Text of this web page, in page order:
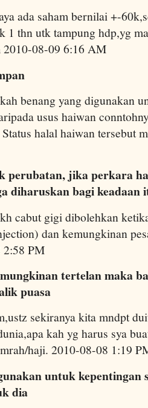
ada saham bernilai +-
1 thn utk tampung hdp,yg
2010-08-09 6:16 AM
benang yang digunakan
usus haiwan
halal haiwan tersebut
perubatan, jika perkara
diharuskan bagi keadaan
cabut gigi dibolehkan
dan kemungkinan
PM
tertelan maka
puasa
sekiranya kita mndpt
kah yg harus sya
haji. 2010-08-08 1:19
untuk
dia